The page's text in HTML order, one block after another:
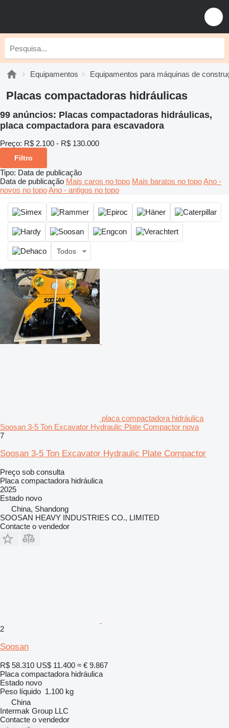
Equipamentos Equipamentos para máquinas de
Placas compactadoras hidráulicas
99 anúncios: Placas compactadoras hidráulicas,
placa compactadora para escavadora
Preço: R$ 2.100 - R$ 130.000
Filtro
Tipo: Data de publicação
Data de publicação Mais caros no topo Mais baratos no topoAno -
novos no topoAno - antigos no topo
Todos
placa compactadora hidráulica
Soosan 3-5 Ton Excavator Hydraulic Plate Compactor nova
7
Soosan 3-5 Ton Excavator Hydraulic Plate Compactor
Preço sob consulta
Placa compactadora hidráulica
2025
Estado novo
China, Shandong
SOOSAN HEAVY INDUSTRIES CO., LIMITED
Contacte o vendedor
2
Soosan
R$ 58.310 US$ 11.400 ≈ € 9.867
Placa compactadora hidráulica
Estado novo
Peso líquido 1.100 kg
China
Intermak Group LLC
Contacte o vendedor